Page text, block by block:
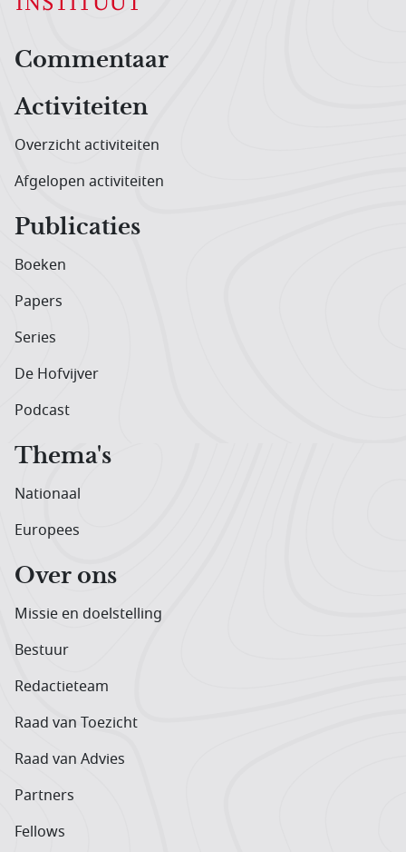
Hoofdnavigatiemenu
Commentaar
Activiteiten
Overzicht activiteiten
Afgelopen activiteiten
Publicaties
Boeken
Papers
Series
De Hofvijver
Podcast
Thema's
Nationaal
Europees
Over ons
Missie en doelstelling
Bestuur
Redactieteam
Raad van Toezicht
Raad van Advies
Partners
Fellows